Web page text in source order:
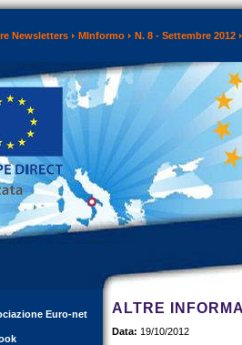
Newsletters MInformo N. 8 - Settembre 2012
Euro-net ALTRE
Data: 19/10/2012